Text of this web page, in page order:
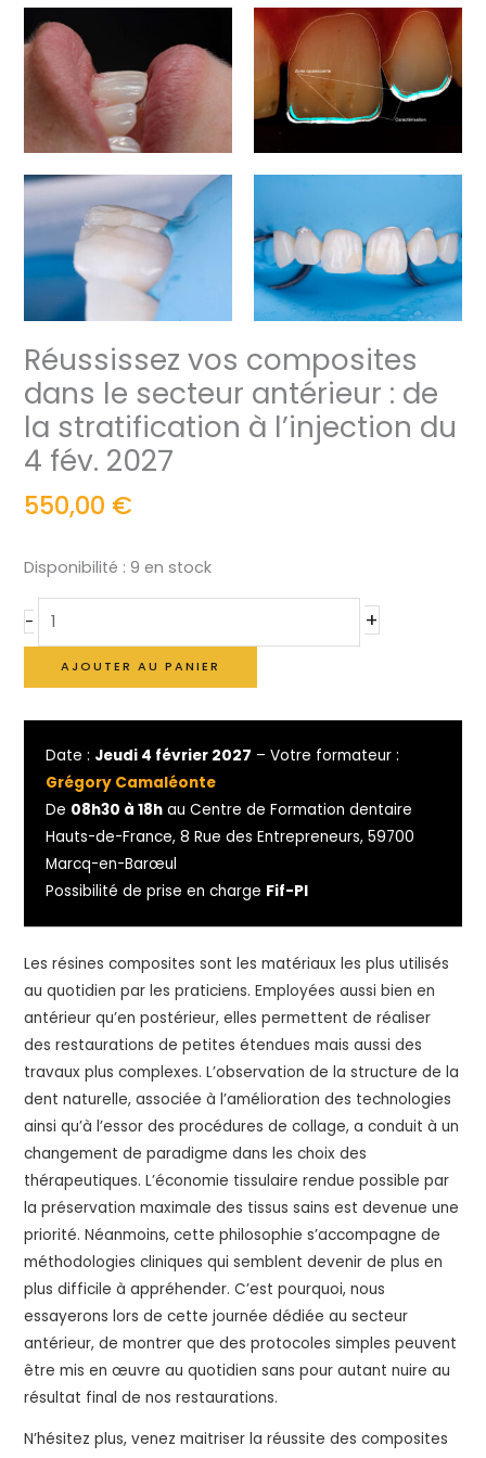
Réussissez vos composites
dans le secteur antérieur : de
la stratification à l’injection du
4 fév. 2027
550,00 €
Disponibilité : 9 en stock
-
fév.
2027
+
AJOUTER AU PANIER
Date : Jeudi 4 février 2027 – Votre formateur :
Grégory Camaléonte
De 08h30 à 18h au Centre de Formation dentaire
Hauts-de-France, 8 Rue des Entrepreneurs, 59700
Marcq-en-Barœul
Possibilité de prise en charge Fif-Pl
Les résines composites sont les matériaux les plus utilisés
au quotidien par les praticiens. Employées aussi bien en
antérieur qu’en postérieur, elles permettent de réaliser
des restaurations de petites étendues mais aussi des
travaux plus complexes. L’observation de la structure de la
dent naturelle, associée à l’amélioration des technologies
ainsi qu’à l’essor des procédures de collage, a conduit à un
changement de paradigme dans les choix des
thérapeutiques. L’économie tissulaire rendue possible par
la préservation maximale des tissus sains est devenue une
priorité. Néanmoins, cette philosophie s’accompagne de
méthodologies cliniques qui semblent devenir de plus en
plus difficile à appréhender. C’est pourquoi, nous
essayerons lors de cette journée dédiée au secteur
antérieur, de montrer que des protocoles simples peuvent
être mis en œuvre au quotidien sans pour autant nuire au
résultat final de nos restaurations.
N’hésitez plus, venez maitriser la réussite des composites